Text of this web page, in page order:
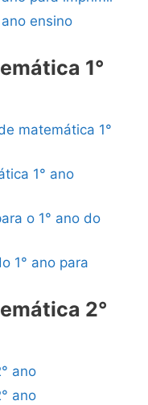
ensino
1°
matemática 1°
1° ano
o 1° ano do
1° ano para
2°
ano
ano